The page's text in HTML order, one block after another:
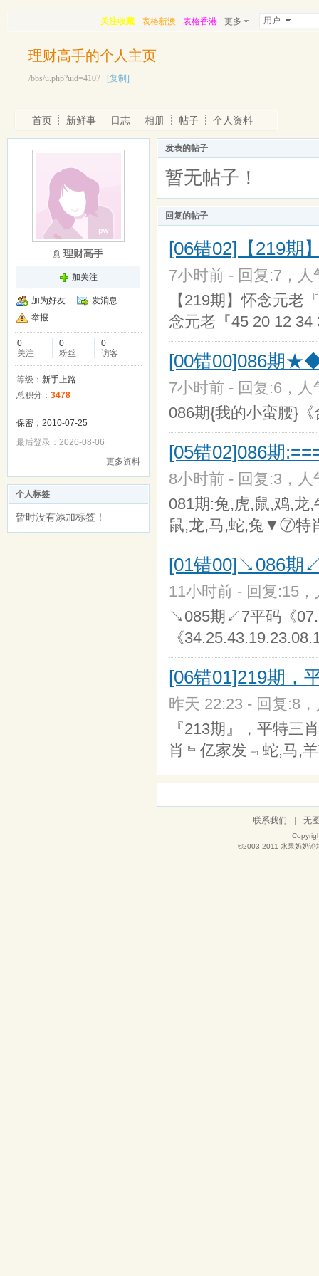
关注收藏 表格新澳 表格香港 更多 用户
理财高手的个人主页
/bbs/u.php?uid=4107 [复制]
首页 新鲜事 日志 相册 帖子 个人资料
理财高手
加关注
加为好友
发消息
举报
0
关注
0
粉丝
0
访客
等级： 新手上路
总积分： 3478
保密，2010-07-25
最后登录：2026-08-06
更多资料
个人标签
暂时没有添加标签！
发表的帖子
暂无帖子！
回复的帖子
[06错02]【219期
7小时前 - 回复:7，
【219期】怀念元老
念元老『45 20 12
[00错00]086期
7小时前 - 回复:6，
086期{我的小蛮腰}
[05错02]086期
8小时前 - 回复:3，
081期:兔,虎,鼠,鸡,
鼠,龙,马,蛇,兔▼⑦特
[01错00]↘086期
11小时前 - 回复:15
↘085期↙7平码《
《
[06错01]219期，
昨天 22:23 - 回复:8
『213期』，平特三
肖﹄亿家发﹃蛇,马,
联系我们 无
©2003-2011 水果奶奶论